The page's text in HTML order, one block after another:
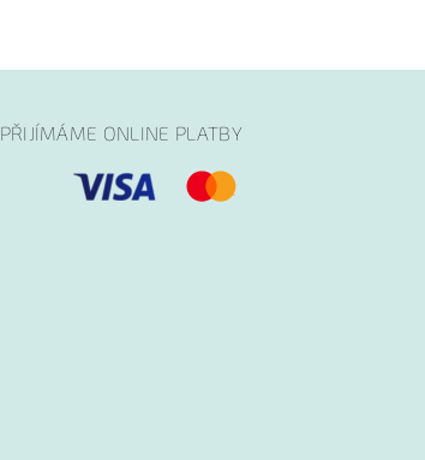
PŘIJÍMÁME ONLINE PLATBY